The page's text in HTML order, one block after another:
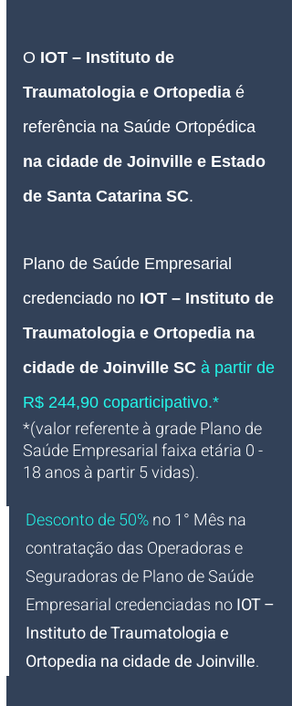
O IOT – Instituto de
Traumatologia e Ortopedia é
referência na Saúde Ortopédica
na cidade de Joinville e Estado
de Santa Catarina SC.
Plano de Saúde Empresarial
credenciado no IOT – Instituto de
Traumatologia e Ortopedia na
cidade de Joinville SC à partir de
R$ 244,90 coparticipativo.*
*(valor referente à grade Plano de
Saúde Empresarial faixa etária 0 -
18 anos à partir 5 vidas).
Desconto de 50%no 1° Mês na
contratação das Operadoras e
Seguradoras de Plano de Saúde
Empresarial credenciadas no IOT –
Instituto de Traumatologia e
Ortopedia na cidade de Joinville.